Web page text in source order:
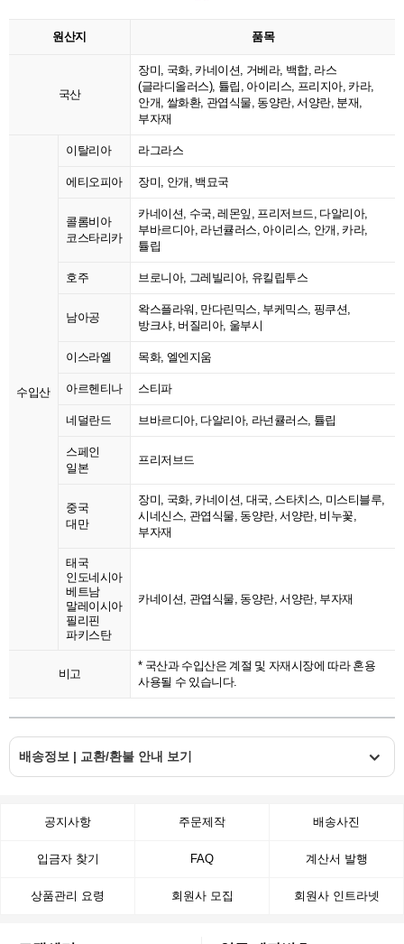
원산지 품목
국산
장미, 국화, 카네이션, 거베라, 백합, 라스
(글라디올러스), 튤립, 아이리스, 프리지아, 카라,
안개, 쌀화환, 관엽식물, 동양란, 서양란, 분재,
부자재
수입산
이탈리아 라그라스
에티오피아 장미, 안개, 백묘국
콜롬비아
코스타리카
카네이션, 수국, 레몬잎, 프리저브드, 다알리아,
부바르디아, 라넌큘러스, 아이리스, 안개, 카라,
튤립
호주 브로니아, 그레빌리아, 유킬립투스
남아공
왁스플라워, 만다린믹스, 부케믹스, 핑쿠션,
방크샤, 버질리아, 울부시
이스라엘 목화, 엘엔지움
아르헨티나 스티파
네덜란드 브바르디아, 다알리아, 라넌큘러스, 튤립
스페인
일본
프리저브드
중국
대만
장미, 국화, 카네이션, 대국, 스타치스, 미스티블루,
시네신스, 관엽식물, 동양란, 서양란, 비누꽃,
부자재
태국
인도네시아
베트남
말레이시아
필리핀
파키스탄
카네이션, 관엽식물, 동양란, 서양란, 부자재
비고
* 국산과 수입산은 계절 및 자재시장에 따라 혼용
사용될 수 있습니다.
배송정보 | 교환/환불 안내 보기
공지사항 주문제작 배송사진
입금자 찾기 FAQ 계산서 발행
상품관리 요령 회원사 모집 회원사 인트라넷